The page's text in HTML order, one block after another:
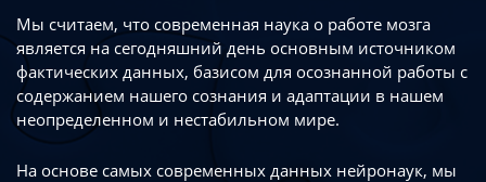
Мы считаем, что современная наука о работе мозга
является на сегодняшний день основным источником
фактических данных, базисом для осознанной работы с
содержанием нашего сознания и адаптации в нашем
неопределенном и нестабильном мире.
На основе самых современных данных нейронаук, мы